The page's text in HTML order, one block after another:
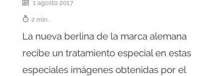
1 agosto 2017
2 min.
La nueva berlina de la marca alemana
recibe un tratamiento especial en estas
especiales imágenes obtenidas por el